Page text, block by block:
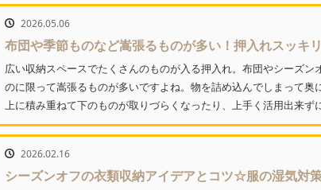
2026.05.06
布団や季節ものなど嵩張るものが多い！押入れスッキ
広い収納スペースでたくさんのものが入る押入れ。布団やシーズ
のに限って嵩張るものが多いですよね。物を詰め込んでしまって奥
上に積み重ねて下のものが取りづらくなったり、上手く活用出来ず
2026.02.16
シーズンオフの衣類収納アイデアとコツ☆服の湿気対